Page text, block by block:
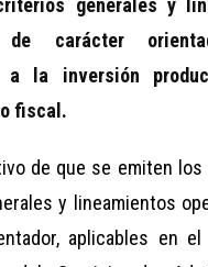
generales y
de carácter
a la inversión
fiscal .
de que se emiten
y lineamientos
aplicables en